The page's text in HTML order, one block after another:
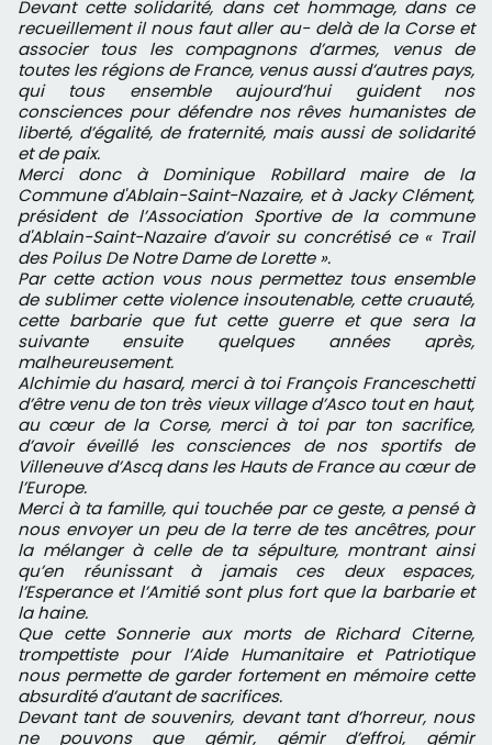
Devant cette solidarité, dans cet hommage, dans ce
recueillement il nous faut aller au- delà de la Corse et
associer tous les compagnons d’armes, venus de
toutes les régions de France, venus aussi d’autres pays,
qui tous ensemble aujourd’hui guident nos
consciences pour défendre nos rêves humanistes de
liberté, d’égalité, de fraternité, mais aussi de solidarité
et de paix.
Merci donc à Dominique Robillard maire de la
Commune d'Ablain-Saint-Nazaire, et à Jacky Clément,
président de l’Association Sportive de la commune
d'Ablain-Saint-Nazaire d’avoir su concrétisé ce « Trail
des Poilus De Notre Dame de Lorette ».
Par cette action vous nous permettez tous ensemble
de sublimer cette violence insoutenable, cette cruauté,
cette barbarie que fut cette guerre et que sera la
suivante ensuite quelques années après,
malheureusement.
Alchimie du hasard, merci à toi François Franceschetti
d’être venu de ton très vieux village d’Asco tout en haut,
au cœur de la Corse, merci à toi par ton sacrifice,
d’avoir éveillé les consciences de nos sportifs de
Villeneuve d’Ascq dans les Hauts de France au cœur de
l’Europe.
Merci à ta famille, qui touchée par ce geste, a pensé à
nous envoyer un peu de la terre de tes ancêtres, pour
la mélanger à celle de ta sépulture, montrant ainsi
qu’en réunissant à jamais ces deux espaces,
l’Esperance et l’Amitié sont plus fort que la barbarie et
la haine.
Que cette Sonnerie aux morts de Richard Citerne,
trompettiste pour l’Aide Humanitaire et Patriotique
nous permette de garder fortement en mémoire cette
absurdité d’autant de sacrifices.
Devant tant de souvenirs, devant tant d’horreur, nous
ne pouvons que gémir, gémir d’effroi, gémir